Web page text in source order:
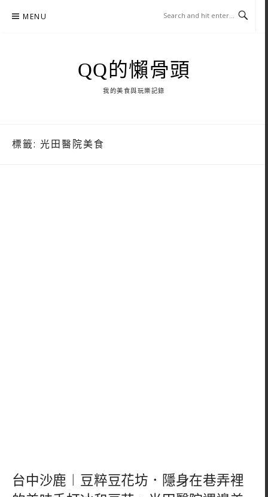
MENU
QQ的懶骨頭
我的美食與玩樂記錄
標籤: 光田醫院美食
台中沙鹿︱豆粹豆花坊．隱身在巷弄裡